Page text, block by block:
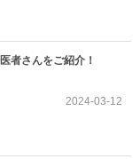
者さんをご紹介！
2024-03-12